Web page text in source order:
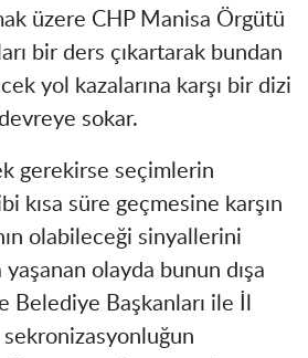
üzere CHP Manisa Örgütü
bir ders çıkartarak bundan
yol kazalarına karşı bir dizi
sokar.
gerekirse seçimlerin
kısa süre geçmesine karşın
olabileceği sinyallerini
yaşanan olayda bunun dışa
Belediye Başkanları ile İl